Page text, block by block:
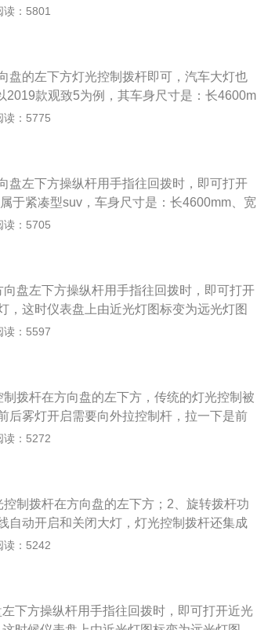
身尺寸是：长4600mm、宽1869mm、高165
米，与其匹配的是7挡双离合变速箱。
读：5801
盘的左下方灯光控制拨杆即可，汽车大灯也
2019款观致5为例，其车身尺寸是：长4600m
为2710mm，最小离地间隙为180mm，油箱
离合变速箱。
读：5775
盘左下方操纵杆用手指往回拨时，即可打开
于紧凑型suv，车身尺寸是：长4600mm、宽
，油箱容积为55l，整备质量为1580kg。
197ps，最大功率是145kw，最大扭矩是290
。
读：5705
盘左下方操纵杆用手指往回拨时，即可打开
，这时仪表盘上由近光灯图标变为远光灯图
计要求就是照射范围大（160度），照射距
家族式的设计风格。在车身尺寸方面，观致
、1676mm。
读：5597
拨杆在方向盘的左下方，传统的灯光控制被
后雾灯开启需要向外拉控制杆，拉一下是前
关闭前后雾灯只需推进去即可；3、旋转拨
整体采用黑色的配色，其中控台布局及方向
读：5272
制拨杆在方向盘的左下方；2、旋转拨杆功
自动开启和关闭大灯，灯光控制拨杆还集成
拉控制杆，拉一下是前雾灯开，再拉下是后
，轴距为2697mm，最小离地间隙为1
机，传动系统匹配6速双离合变速箱。
读：5242
下方操纵杆用手指往回拨时，即可打开近光